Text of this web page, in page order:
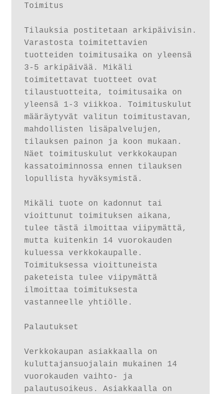
Toimitus
Tilauksia postitetaan arkipäivisin.
Varastosta toimitettavien
tuotteiden toimitusaika on yleensä
3-5 arkipäivää. Mikäli
toimitettavat tuotteet ovat
tilaustuotteita, toimitusaika on
yleensä 1-3 viikkoa. Toimituskulut
määräytyvät valitun toimitustavan,
mahdollisten lisäpalvelujen,
tilauksen painon ja koon mukaan.
Näet toimituskulut verkkokaupan
kassatoiminnossa ennen tilauksen
lopullista hyväksymistä.
Mikäli tuote on kadonnut tai
vioittunut toimituksen aikana,
tulee tästä ilmoittaa viipymättä,
mutta kuitenkin 14 vuorokauden
kuluessa verkkokaupalle.
Toimituksessa vioittuneista
paketeista tulee viipymättä
ilmoittaa toimituksesta
vastanneelle yhtiölle.
Palautukset
Verkkokaupan asiakkaalla on
kuluttajansuojalain mukainen 14
vuorokauden vaihto- ja
palautusoikeus. Asiakkaalla on